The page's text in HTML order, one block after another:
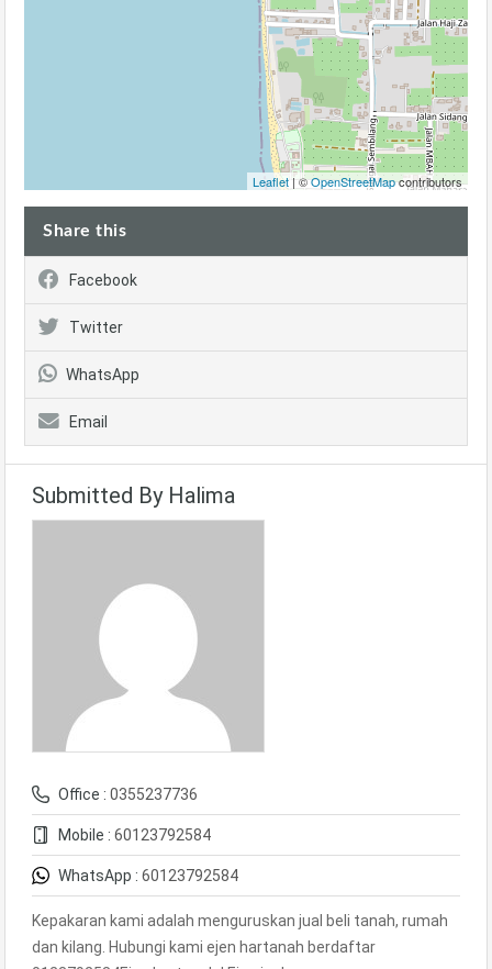
Leaflet | ©OpenStreetMapcontributors
Share this
Facebook
Twitter
WhatsApp
Email
Submitted By Halima
Office : 0355237736
Mobile : 60123792584
WhatsApp : 60123792584
Kepakaran kami adalah menguruskan jual beli tanah, rumah
dan kilang. Hubungi kami ejen hartanah berdaftar